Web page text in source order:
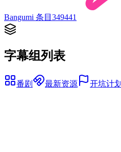
Bangumi 条目 349441
字幕组列表
番剧 最新资源 开坑计划